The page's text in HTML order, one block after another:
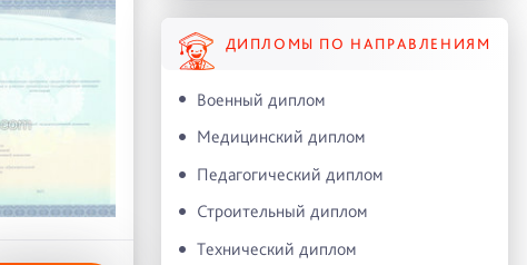
ДИПЛОМЫ ПО НАПРАВЛЕНИЯМ
Военный диплом
Медицинский диплом
Педагогический диплом
Строительный диплом
Технический диплом